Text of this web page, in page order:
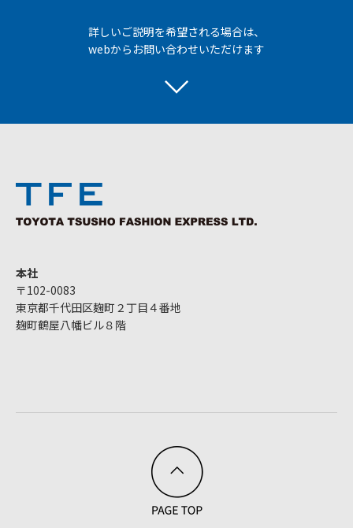
詳しいご説明を希望される場合は、
webからお問い合わせいただけます
本社
〒102-0083
東京都千代田区麹町２丁目４番地
麹町鶴屋八幡ビル８階